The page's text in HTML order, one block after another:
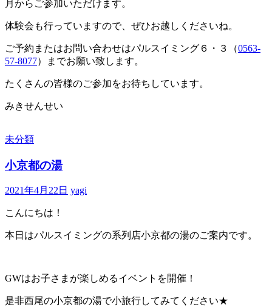
月からご参加いただけます。
体験会も行っていますので、ぜひお越しくださいね。
ご予約またはお問い合わせはパルスイミング６・３（0563-
57-8077）までお願い致します。
たくさんの皆様のご参加をお待ちしています。
みきせんせい
未分類
小京都の湯
2021年4月22日 yagi
こんにちは！
本日はパルスイミングの系列店小京都の湯のご案内です。
GWはお子さまが楽しめるイベントを開催！
是非西尾の小京都の湯で小旅行してみてください★